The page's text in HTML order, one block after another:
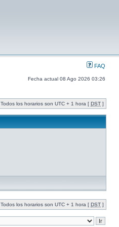
FAQ
Fecha actual 08 Ago 2026 03:26
Todos los horarios son UTC + 1 hora [ DST ]
Todos los horarios son UTC + 1 hora [ DST ]